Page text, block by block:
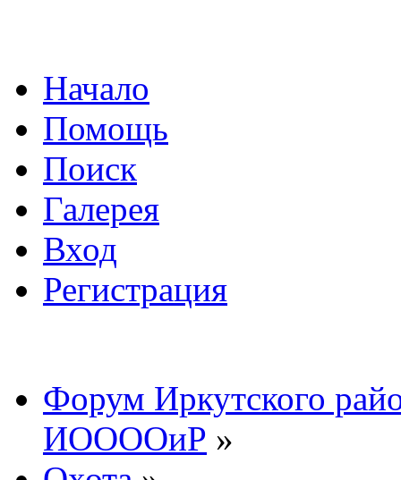
Начало
Помощь
Поиск
Галерея
Вход
Регистрация
Форум Иркутского
ИООООиР »